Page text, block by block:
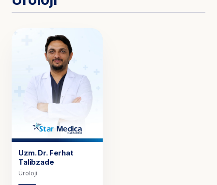
Uzm. Dr. Ferhat
Talibzade
Üroloji